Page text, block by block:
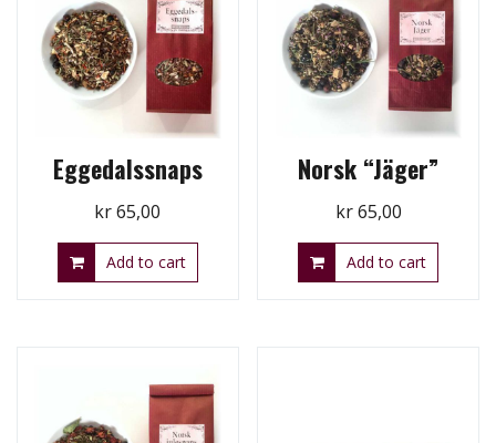
Eggedalssnaps
kr65,00
Add to cart
Norsk “Jäger”
kr65,00
Add to cart